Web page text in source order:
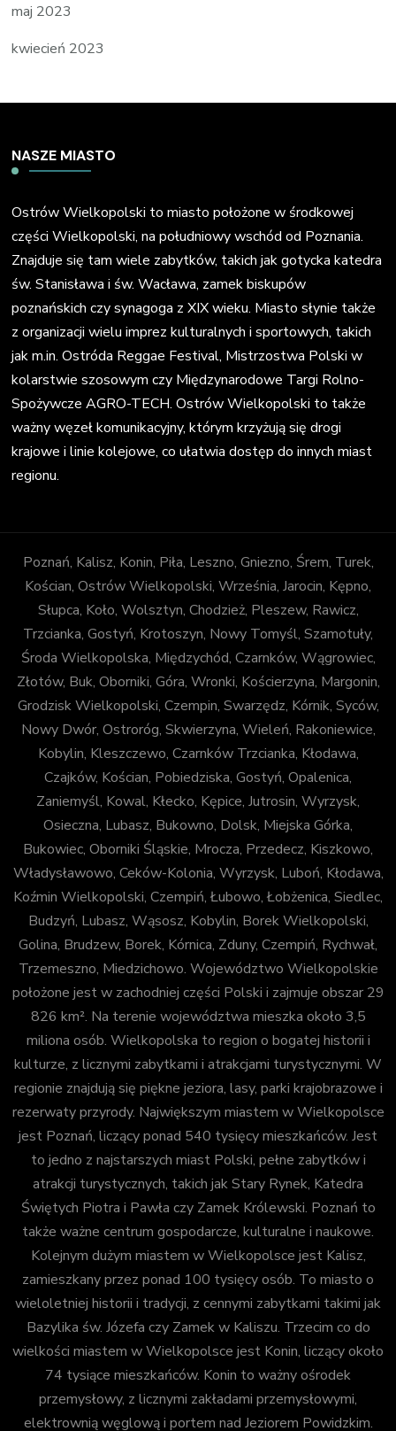
maj 2023
kwiecień 2023
NASZE MIASTO
Ostrów Wielkopolski to miasto położone w środkowej
części Wielkopolski, na południowy wschód od Poznania.
Znajduje się tam wiele zabytków, takich jak gotycka katedra
św. Stanisława i św. Wacława, zamek biskupów
poznańskich czy synagoga z XIX wieku. Miasto słynie także
z organizacji wielu imprez kulturalnych i sportowych, takich
jak m.in. Ostróda Reggae Festival, Mistrzostwa Polski w
kolarstwie szosowym czy Międzynarodowe Targi Rolno-
Spożywcze AGRO-TECH. Ostrów Wielkopolski to także
ważny węzeł komunikacyjny, którym krzyżują się drogi
krajowe i linie kolejowe, co ułatwia dostęp do innych miast
regionu.
Poznań, Kalisz, Konin, Piła, Leszno, Gniezno, Śrem, Turek,
Kościan, Ostrów Wielkopolski, Września, Jarocin, Kępno,
Słupca, Koło, Wolsztyn, Chodzież, Pleszew, Rawicz,
Trzcianka, Gostyń, Krotoszyn, Nowy Tomyśl, Szamotuły,
Środa Wielkopolska, Międzychód, Czarnków, Wągrowiec,
Złotów, Buk, Oborniki, Góra, Wronki, Kościerzyna, Margonin,
Grodzisk Wielkopolski, Czempin, Swarzędz, Kórnik, Syców,
Nowy Dwór, Ostroróg, Skwierzyna, Wieleń, Rakoniewice,
Kobylin, Kleszczewo, Czarnków Trzcianka, Kłodawa,
Czajków, Kościan, Pobiedziska, Gostyń, Opalenica,
Zaniemyśl, Kowal, Kłecko, Kępice, Jutrosin, Wyrzysk,
Osieczna, Lubasz, Bukowno, Dolsk, Miejska Górka,
Bukowiec, Oborniki Śląskie, Mrocza, Przedecz, Kiszkowo,
Władysławowo, Ceków-Kolonia, Wyrzysk, Luboń, Kłodawa,
Koźmin Wielkopolski, Czempiń, Łubowo, Łobżenica, Siedlec,
Budzyń, Lubasz, Wąsosz, Kobylin, Borek Wielkopolski,
Golina, Brudzew, Borek, Kórnica, Zduny, Czempiń, Rychwał,
Trzemeszno, Miedzichowo. Województwo Wielkopolskie
położone jest w zachodniej części Polski i zajmuje obszar 29
826 km². Na terenie województwa mieszka około 3,5
miliona osób. Wielkopolska to region o bogatej historii i
kulturze, z licznymi zabytkami i atrakcjami turystycznymi. W
regionie znajdują się piękne jeziora, lasy, parki krajobrazowe i
rezerwaty przyrody. Największym miastem w Wielkopolsce
jest Poznań, liczący ponad 540 tysięcy mieszkańców. Jest
to jedno z najstarszych miast Polski, pełne zabytków i
atrakcji turystycznych, takich jak Stary Rynek, Katedra
Świętych Piotra i Pawła czy Zamek Królewski. Poznań to
także ważne centrum gospodarcze, kulturalne i naukowe.
Kolejnym dużym miastem w Wielkopolsce jest Kalisz,
zamieszkany przez ponad 100 tysięcy osób. To miasto o
wieloletniej historii i tradycji, z cennymi zabytkami takimi jak
Bazylika św. Józefa czy Zamek w Kaliszu. Trzecim co do
wielkości miastem w Wielkopolsce jest Konin, liczący około
74 tysiące mieszkańców. Konin to ważny ośrodek
przemysłowy, z licznymi zakładami przemysłowymi,
elektrownią węglową i portem nad Jeziorem Powidzkim.